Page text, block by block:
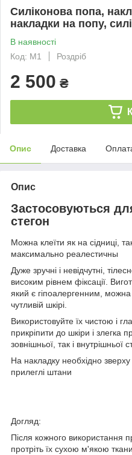
Силіконова попа,
накладки на попу,
В наявності
Код: М1
Роздріб
2 500 ₴
Опис Доставка
Опис
Застосовуються
стегон
Можна клеїти як на сідниці,
максимально реалестичны
Дуже зручні і невідчутні,
високим рівнем фіксації.
який є гіпоалергенним, можна
чутливій шкірі.
Використовуйте їх чистою і
прикріпити до шкіри і злегка
зовнішньої, так і внутрішньої
На накладку необхідно
прилеглі штани
Догляд:
Після кожного використання
протріть їх сухою м'якою